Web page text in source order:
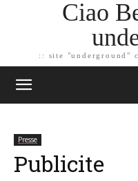
Ciao
:: site "underground"
Presse
Publicite